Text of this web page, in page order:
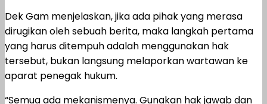
Dek Gam menjelaskan, jika ada pihak yang merasa
dirugikan oleh sebuah berita, maka langkah pertama
yang harus ditempuh adalah menggunakan hak
tersebut, bukan langsung melaporkan wartawan ke
aparat penegak hukum.
“Semua ada mekanismenya. Gunakan hak jawab dan